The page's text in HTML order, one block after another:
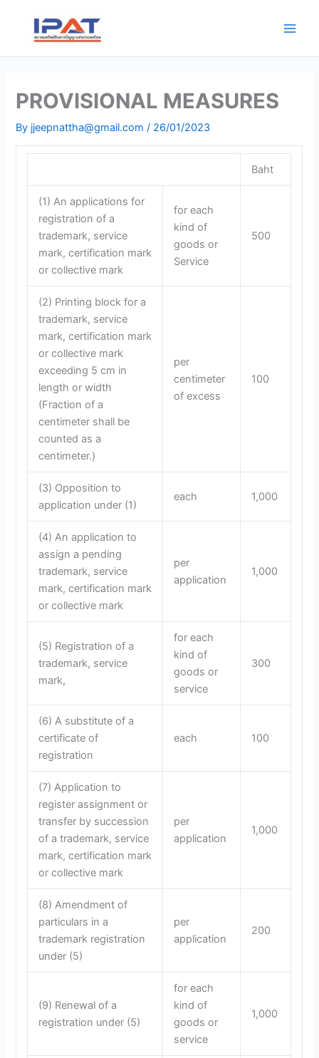
content
PROVISIONAL MEASURES
By jjeepnattha@gmail.com/ 26/01/2023
Baht
(1) An applications for
registration of a
trademark, service
mark, certification mark
or collective mark
for each
kind of
goods or
Service
500
(2) Printing block for a
trademark, service
mark, certification mark
or collective mark
exceeding 5 cm in
length or width
(Fraction of a
centimeter shall be
counted as a
centimeter.)
per
centimeter
of excess
100
(3) Opposition to
application under (1)
each 1,000
(4) An application to
assign a pending
trademark, service
mark, certification mark
or collective mark
per
application
1,000
(5) Registration of a
trademark, service
mark,
for each
kind of
goods or
service
300
(6) A substitute of a
certificate of
registration
each 100
(7) Application to
register assignment or
transfer by succession
of a trademark, service
mark, certification mark
or collective mark
per
application
1,000
(8) Amendment of
particulars in a
trademark registration
under (5)
per
application
200
(9) Renewal of a
registration under (5)
for each
kind of
goods or
service
1,000